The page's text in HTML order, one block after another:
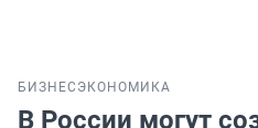
БИЗНЕС ЭКОНОМИКА
В России могут